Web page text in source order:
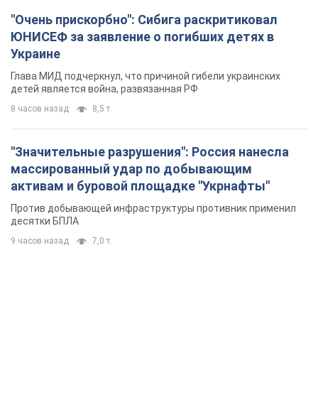
"Очень прискорбно": Сибига раскритиковал
ЮНИСЕФ за заявление о погибших детях в
Украине
Глава МИД подчеркнул, что причиной гибели украинских
детей является война, развязанная РФ
8 часов назад 8,5 т.
"Значительные разрушения": Россия нанесла
массированный удар по добывающим
активам и буровой площадке "Укрнафты"
Против добывающей инфраструктуры противник применил
десятки БПЛА
9 часов назад 7,0 т.